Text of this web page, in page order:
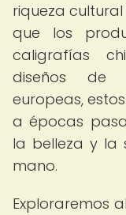
riqueza
que los
caligrafías
diseños de
europeas,
a épocas
la belleza y la
mano.
Exploraremos